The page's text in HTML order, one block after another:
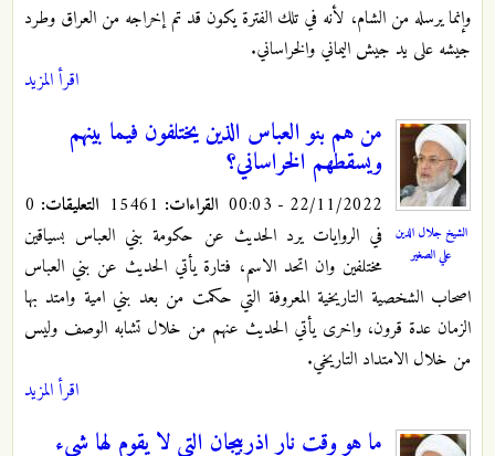
وإنما يرسله من الشام، لأنه في تلك الفترة يكون قد تم إخراجه من العراق وطرد
جيشه على يد جيش اليماني والخراساني.
اقرأ المزيد
الشيخ جلال الدين
علي الصغير
من هم بنو العباس الذين يختلفون فيما بينهم
ويسقطهم الخراساني؟
22/11/2022 - 00:03 القراءات: التعليقات:
في الروايات يرد الحديث عن حكومة بني العباس بسياقين
مختلفين وان اتحد الاسم، فتارة يأتي الحديث عن بني العباس
اصحاب الشخصية التاريخية المعروفة التي حكمت من بعد بني امية وامتد بها
الزمان عدة قرون، واخرى يأتي الحديث عنهم من خلال تشابه الوصف وليس
من خلال الامتداد التاريخي.
اقرأ المزيد
ما هو وقت نار اذربيجان التي لا يقوم لها شيء